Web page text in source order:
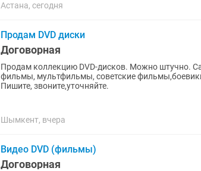
Астана, сегодня
Продам DVD диски
Договорная
Продам коллекцию DVD-дисков. Можно штучно.
фильмы, мультфильмы, советские
Пишите, звоните,уточняйте.
Шымкент, вчера
Видео DVD (фильмы)
Договорная